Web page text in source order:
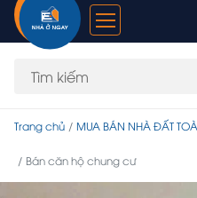
Trang chủ MUA BÁN NHÀ ĐẤT
Bán căn hộ chung cư